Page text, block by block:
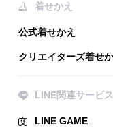
着せかえ
公式着せかえ
クリエイターズ着せか
LINE関連サービス
LINE GAME